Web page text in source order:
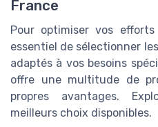
France
Pour optimiser vos
essentiel de sélectionner
adaptés à vos besoins
offre une multitude de
propres avantages.
meilleurs choix disponibles.